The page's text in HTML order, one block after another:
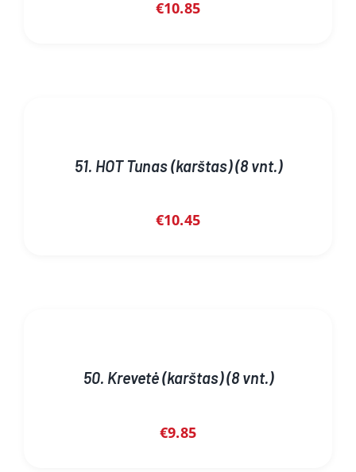
€10.85
51. HOT Tunas (karštas) (8 vnt.)
€10.45
50. Krevetė (karštas) (8 vnt.)
€9.85